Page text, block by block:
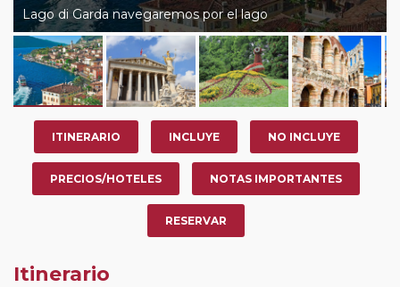
Lago di Garda navegaremos por el lago
ITINERARIO INCLUYE NO INCLUYE
PRECIOS/HOTELES NOTAS IMPORTANTES
RESERVAR
Itinerario